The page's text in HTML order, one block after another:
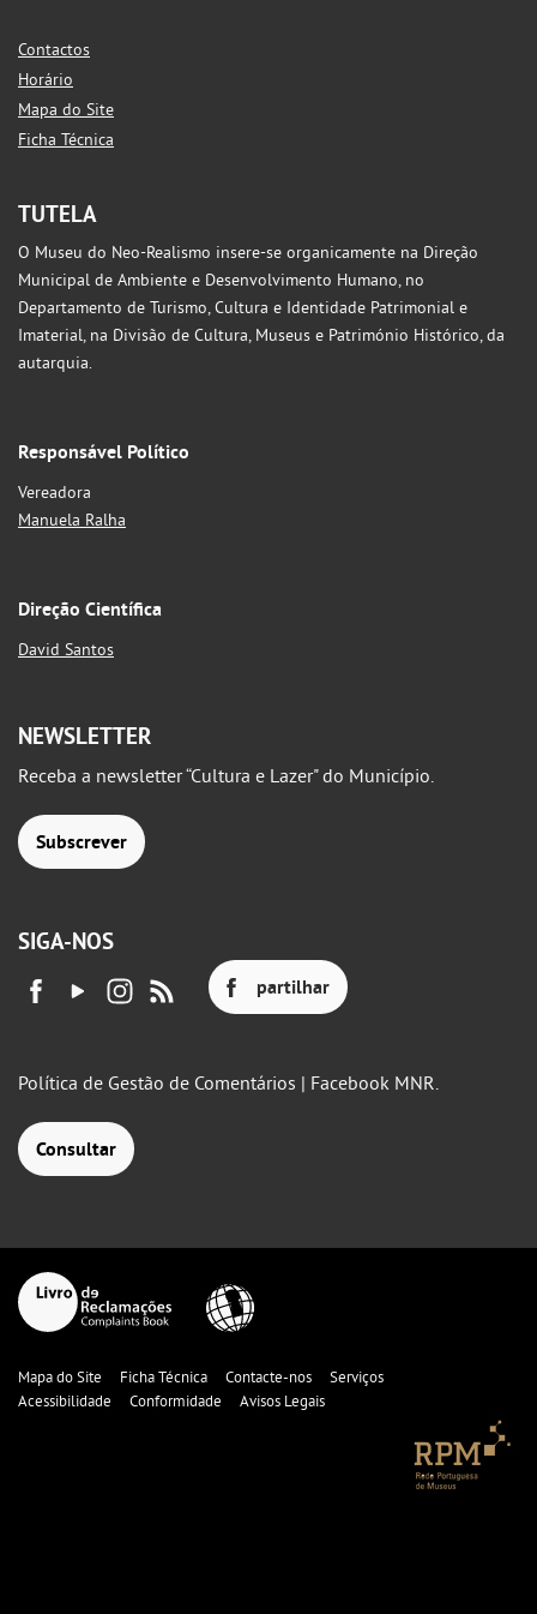
Contactos
Horário
Mapa do Site
Ficha Técnica
TUTELA
O Museu do Neo-Realismo insere-se organicamente na Direção
Municipal de Ambiente e Desenvolvimento Humano, no
Departamento de Turismo, Cultura e Identidade Patrimonial e
Imaterial, na Divisão de Cultura, Museus e Património Histórico, da
autarquia.
Responsável Político
Vereadora
Manuela Ralha
Direção Científica
David Santos
NEWSLETTER
Receba a newsletter “Cultura e Lazer" do Município.
Subscrever
SIGA-NOS
partilhar
Política de Gestão de Comentários | Facebook MNR.
Consultar
Mapa do Site Ficha Técnica Contacte-nos
Serviços
Acessibilidade
Conformidade Avisos Legais